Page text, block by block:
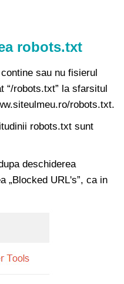
robots.txt
sau nu fisierul
“/robots.txt” la sfarsitul
robots.txt.
robots.txt sunt
deschiderea
„Blocked URL's”, ca in